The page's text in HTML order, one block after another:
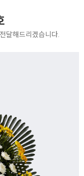
달해드리겠습니다.